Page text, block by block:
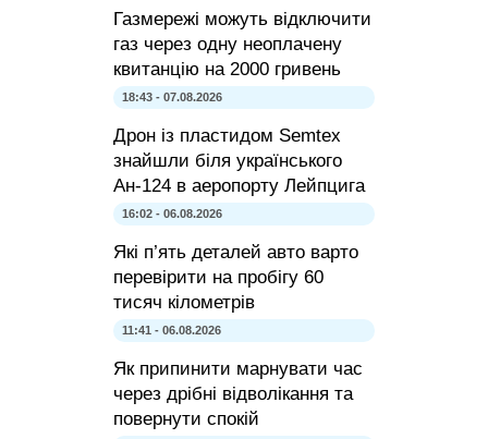
Газмережі можуть відключити
газ через одну неоплачену
квитанцію на 2000 гривень
18:43 - 07.08.2026
Дрон із пластидом Semtex
знайшли біля українського
Ан-124 в аеропорту Лейпцига
16:02 - 06.08.2026
Які п’ять деталей авто варто
перевірити на пробігу 60
тисяч кілометрів
11:41 - 06.08.2026
Як припинити марнувати час
через дрібні відволікання та
повернути спокій